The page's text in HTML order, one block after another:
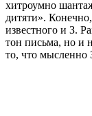
хитроумно
дитяти».
известного и З.
тон письма, но и
то, что мысленно